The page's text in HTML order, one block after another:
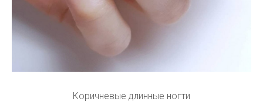
Коричневые длинные ногти